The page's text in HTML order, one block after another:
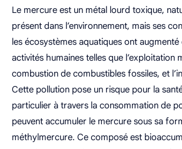
Le mercure est un métal lourd toxique,
présent dans l’environnement, mais ses
les écosystèmes aquatiques ont augmenté
activités humaines telles que l’exploitation
combustion de combustibles fossiles, et
Cette pollution pose un risque pour la
particulier à travers la consommation de
peuvent accumuler le mercure sous sa
méthylmercure. Ce composé est